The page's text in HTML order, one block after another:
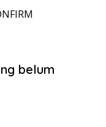
belum